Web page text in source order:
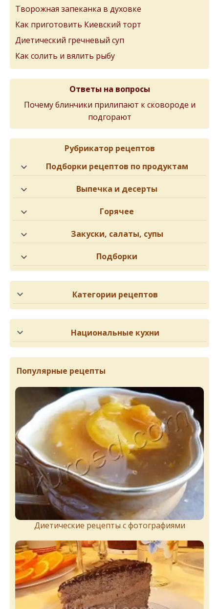
Творожная запеканка в духовке
Как приготовить Киевский торт
Диетический гречневый суп
Как солить и вялить рыбу
Ответы на вопросы
Почему блинчики прилипают к сковороде и
подгорают
Рубрикатор рецептов
Подборки рецептов по продуктам
Выпечка и десерты
Горячее
Закуски, салаты, супы
Подборки
Категории рецептов
Национальные кухни
Популярные рецепты
Диетические рецепты с фотографиями